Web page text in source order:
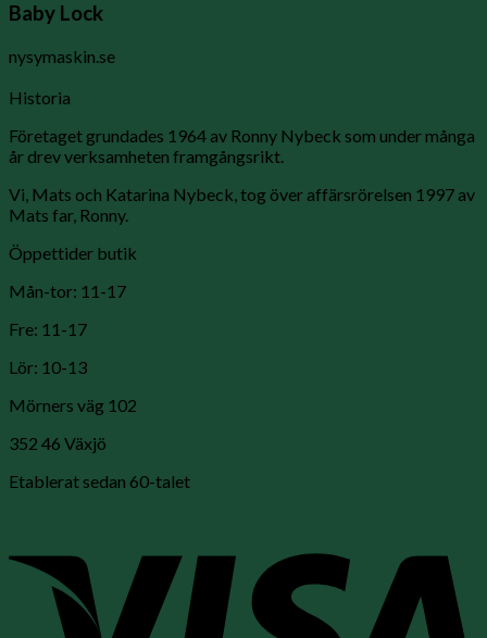
Baby Lock
nysymaskin.se
Historia
Företaget grundades 1964 av Ronny Nybeck som under många
år drev verksamheten framgångsrikt.
Vi, Mats och Katarina Nybeck, tog över affärsrörelsen 1997 av
Mats far, Ronny.
Öppettider butik
Mån-tor: 11-17
Fre: 11-17
Lör: 10-13
Mörners väg 102
352 46 Växjö
Etablerat sedan 60-talet